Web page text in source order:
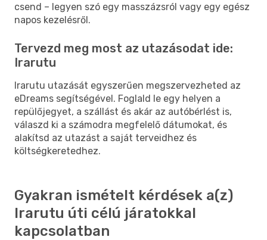
csend – legyen szó egy masszázsról vagy egy egész
napos kezelésről.
Tervezd meg most az utazásodat ide:
Irarutu
Irarutu utazását egyszerűen megszervezheted az
eDreams segítségével. Foglald le egy helyen a
repülőjegyet, a szállást és akár az autóbérlést is,
válaszd ki a számodra megfelelő dátumokat, és
alakítsd az utazást a saját terveidhez és
költségkeretedhez.
Gyakran ismételt kérdések a(z)
Irarutu úti célú járatokkal
kapcsolatban